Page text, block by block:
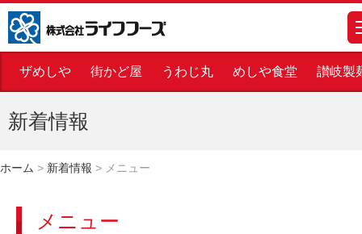
株式会社ライフフーズ
ザめしや 街かど屋 うわじ丸 めしや食堂 讃岐製
新着情報
ホーム > 新着情報 > メニュー
メニュー